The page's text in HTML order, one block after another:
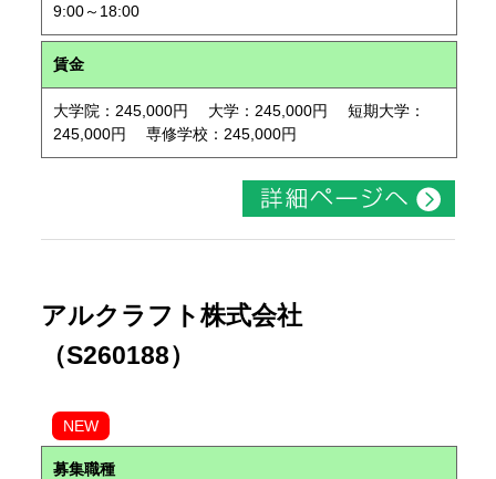
9:00～18:00
賃金
大学院：245,000円 大学：245,000円 短期大学：
245,000円 専修学校：245,000円
アルクラフト株式会社
（S260188）
NEW
募集職種